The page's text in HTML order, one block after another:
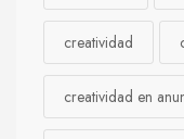
creatividad
creatividad en